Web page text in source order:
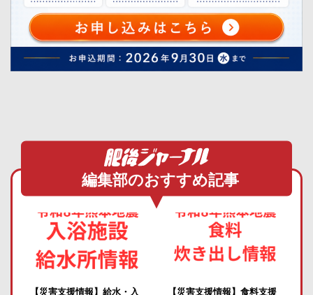
編集部のおすすめ記事
【災害支援情報】給水・入
【災害支援情報】食料支援